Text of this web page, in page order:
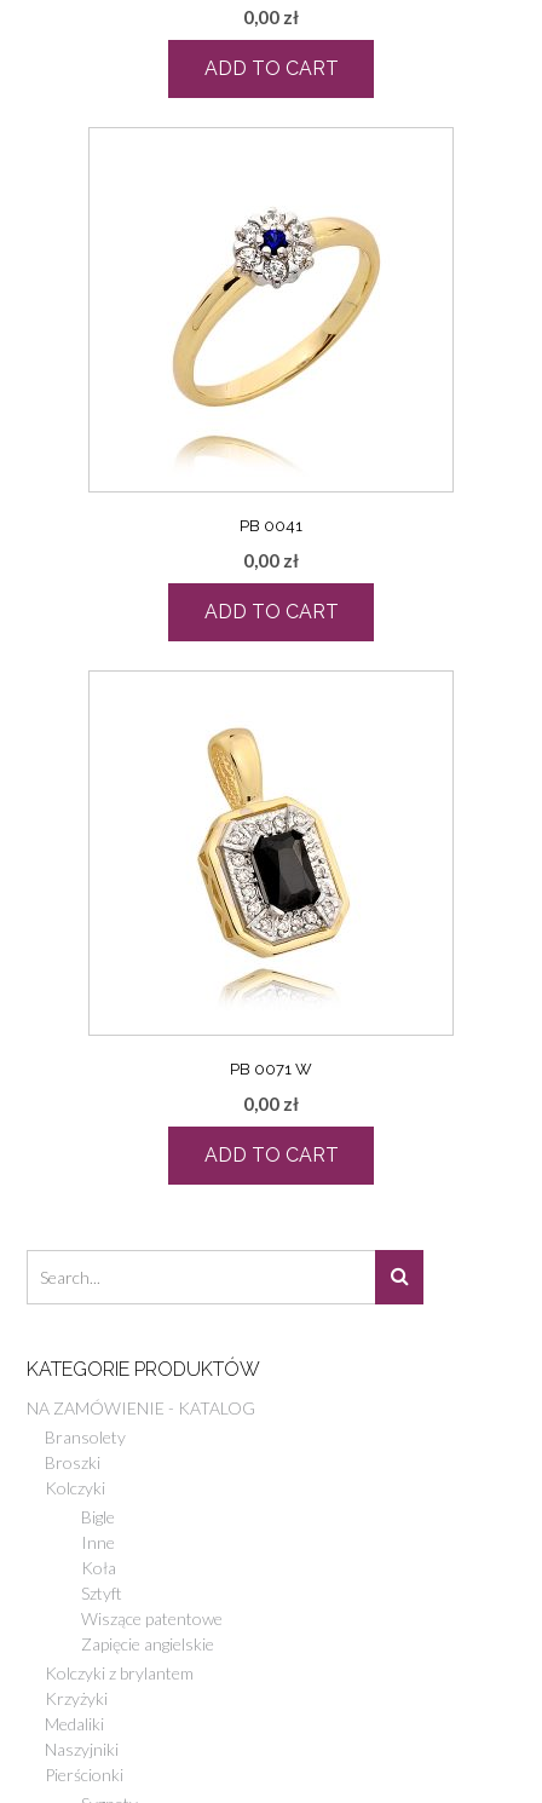
0,00 zł
ADD TO CART
PB 0041
0,00 zł
ADD TO CART
PB 0071 W
0,00 zł
ADD TO CART
KATEGORIE PRODUKTÓW
NA ZAMÓWIENIE - KATALOG
Bransolety
Broszki
Kolczyki
Bigle
Inne
Koła
Sztyft
Wiszące patentowe
Zapięcie angielskie
Kolczyki z brylantem
Krzyżyki
Medaliki
Naszyjniki
Pierścionki